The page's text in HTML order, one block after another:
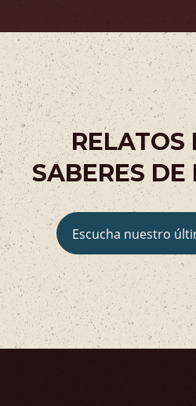
RELATOS
SABERES DE
Escucha nuestro